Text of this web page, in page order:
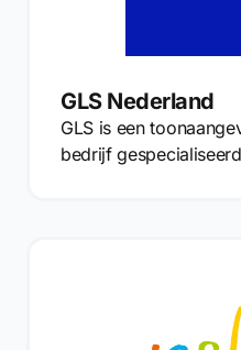
GLS Nederland
GLS is een
bedrijf